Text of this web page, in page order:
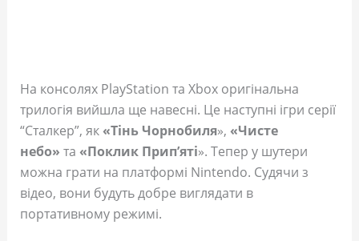
На консолях PlayStation та Xbox оригінальна
трилогія вийшла ще навесні. Це наступні ігри серії
“Сталкер”, як«Тінь Чорнобиля», «Чисте
небо» та «Поклик Прип’яті». Тепер у шутери
можна грати на платформі Nintendo. Судячи з
відео, вони будуть добре виглядати в
портативному режимі.